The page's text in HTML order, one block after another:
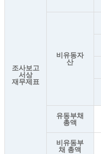
조사보고
서상
재무제표
비유동자
산
유동부채
총액
비유동부
채 총액